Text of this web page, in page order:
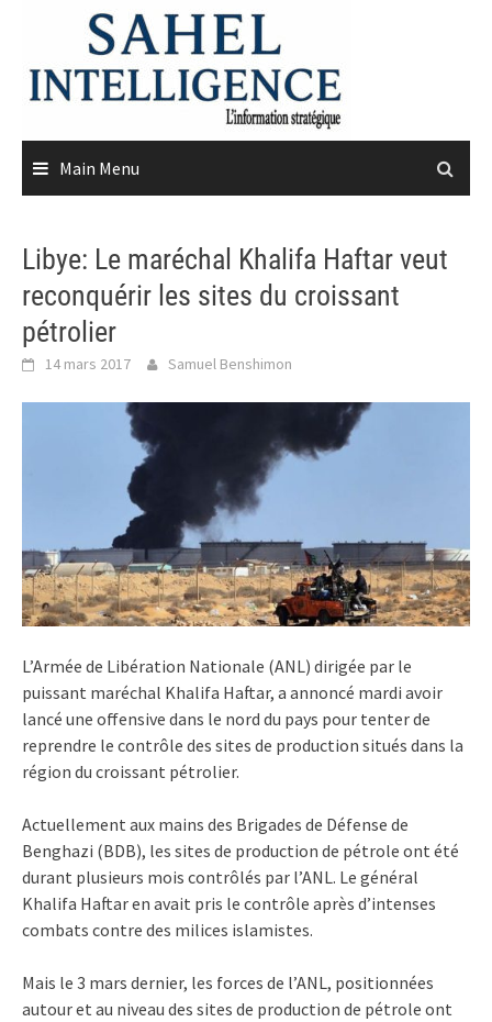
content
Main Menu
Libye: Le maréchal Khalifa Haftar veut
reconquérir les sites du croissant
pétrolier
14 mars 2017 Samuel Benshimon
L’Armée de Libération Nationale (ANL) dirigée par le
puissant maréchal Khalifa Haftar, a annoncé mardi avoir
lancé une offensive dans le nord du pays pour tenter de
reprendre le contrôle des sites de production situés dans la
région du croissant pétrolier.
Actuellement aux mains des Brigades de Défense de
Benghazi (BDB), les sites de production de pétrole ont été
durant plusieurs mois contrôlés par l’ANL. Le général
Khalifa Haftar en avait pris le contrôle après d’intenses
combats contre des milices islamistes.
Mais le 3 mars dernier, les forces de l’ANL, positionnées
autour et au niveau des sites de production de pétrole ont